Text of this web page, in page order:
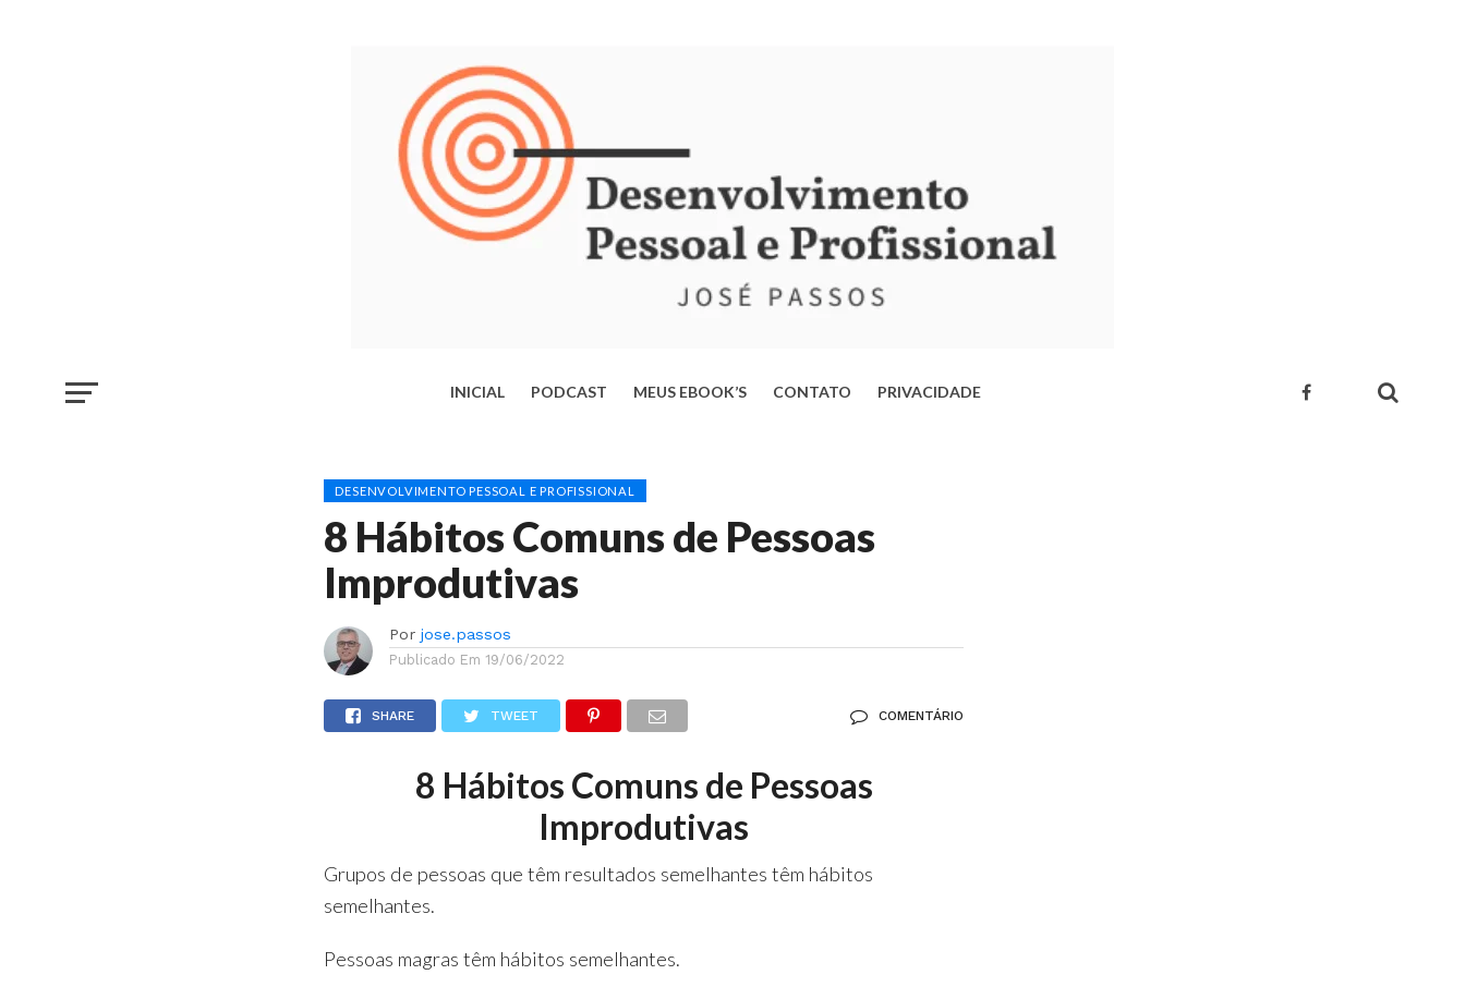
INICIAL PODCAST MEUS EBOOK’S CONTATO PRIVACIDADE
VIDA E ALCANÇAR SEU POTENCIAL
DESENVOLVIMENTO PESSOAL E PROFISSIONAL
8 Hábitos Comuns de Pessoas
Improdutivas
Por jose.passos
Publicado Em 19/06/2022
SHARE TWEET COMENTÁRIO
8 Hábitos Comuns de Pessoas
Improdutivas
Grupos de pessoas que têm resultados semelhantes têm hábitos
semelhantes.
Pessoas magras têm hábitos semelhantes.